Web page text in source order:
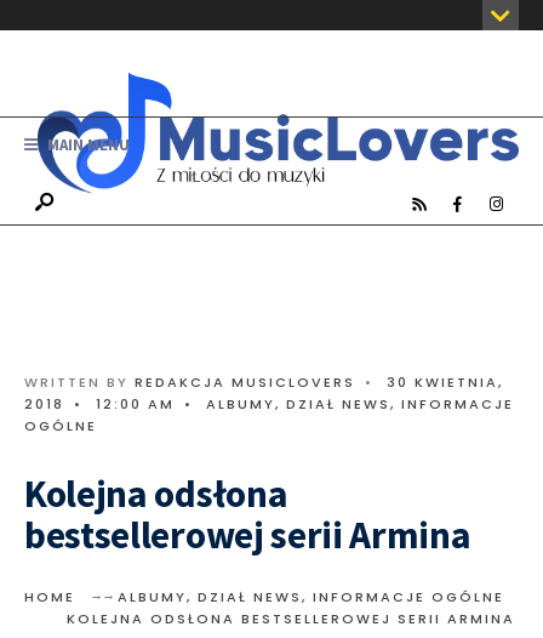
MAIN MENU
WRITTEN BY REDAKCJA MUSICLOVERS •
30 KWIETNIA,
2018
• 12:00 AM • ALBUMY, DZIAŁ NEWS, INFORMACJE
OGÓLNE
Kolejna odsłona
bestsellerowej serii Armina
HOME ALBUMY, DZIAŁ NEWS, INFORMACJE OGÓLNE
KOLEJNA ODSŁONA BESTSELLEROWEJ SERII ARMINA